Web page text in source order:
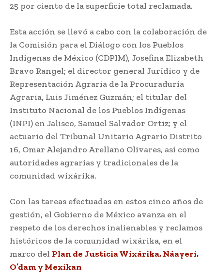
25 por ciento de la superficie total reclamada.
Esta acción se llevó a cabo con la colaboración de
la Comisión para el Diálogo con los Pueblos
Indígenas de México (CDPIM), Josefina Elizabeth
Bravo Rangel; el director general Jurídico y de
Representación Agraria de la Procuraduría
Agraria, Luis Jiménez Guzmán; el titular del
Instituto Nacional de los Pueblos Indígenas
(INPI) en Jalisco, Samuel Salvador Ortiz; y el
actuario del Tribunal Unitario Agrario Distrito
16, Omar Alejandro Arellano Olivares, así como
autoridades agrarias y tradicionales de la
comunidad wixárika.
Con las tareas efectuadas en estos cinco años de
gestión, el Gobierno de México avanza en el
respeto de los derechos inalienables y reclamos
históricos de la comunidad wixárika, en el
marco del Plan de Justicia Wixárika, Náayeri,
O’dam y Mexikan